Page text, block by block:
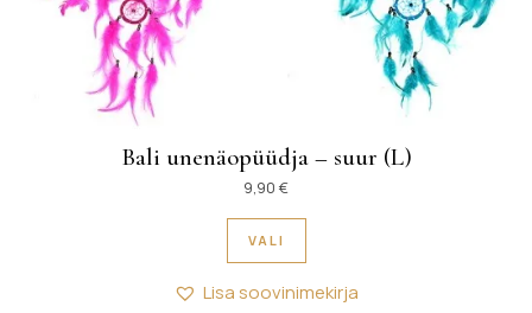
Bali unenäopüüdja – suur (L)
9,90 €
VALI
Sellel tootel on mitu
Lisa soovinimekirja